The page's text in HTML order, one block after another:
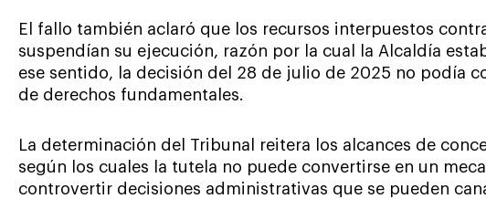
El fallo también aclaró que los recursos interpuestos
suspendían su ejecución, razón por la cual la Alcaldía
ese sentido, la decisión del 28 de julio de 2025 no podía
de derechos fundamentales.
La determinación del Tribunal reitera los alcances de
según los cuales la tutela no puede convertirse en un
controvertir decisiones administrativas que se pueden